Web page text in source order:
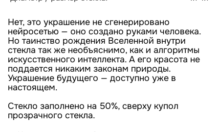
Нет, это украшение не сгенерировано
нейросетью — оно создано руками человека.
Но таинство рождения Вселенной внутри
стекла так же необъяснимо, как и алгоритмы
искусственного интеллекта. А его красота не
поддается никаким законам природы.
Украшение будущего — доступно уже в
настоящем.
Стекло заполнено на 50%, сверху купол
прозрачного стекла.